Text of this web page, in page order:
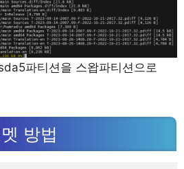
파티션을 스왑파티션으로
방법